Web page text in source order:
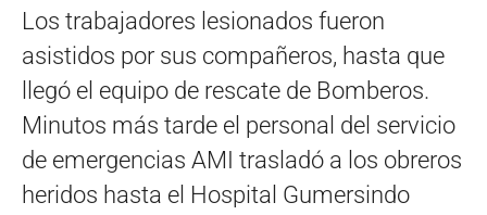
Los trabajadores lesionados fueron
asistidos por sus compañeros, hasta que
llegó el equipo de rescate de Bomberos.
Minutos más tarde el personal del servicio
de emergencias AMI trasladó a los obreros
heridos hasta el Hospital Gumersindo